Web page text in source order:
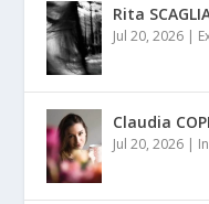
Rita
Jul 20, 2026 |
Claudia
Jul 20, 2026 |